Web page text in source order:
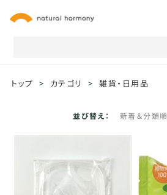
トップ > カテゴリ > 雑貨・日用品
並び替え： 新着＆分類順